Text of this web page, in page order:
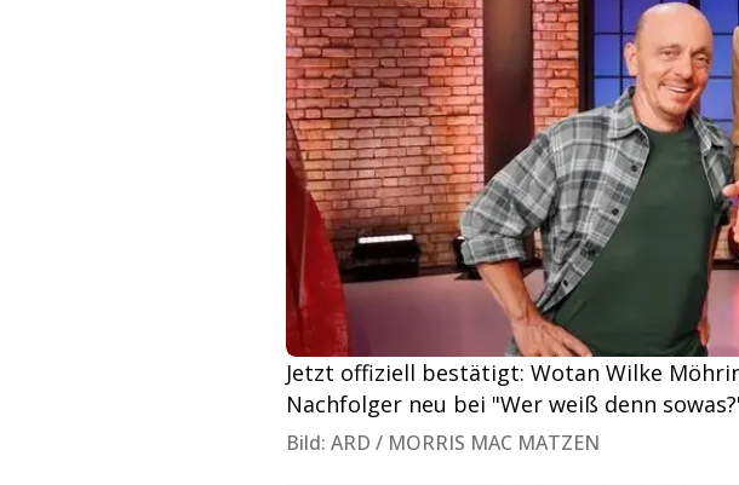
Jetzt offiziell bestätigt: Wotan Wilke
Nachfolger neu bei "Wer weiß denn
Bild: ARD / MORRIS MAC MATZEN